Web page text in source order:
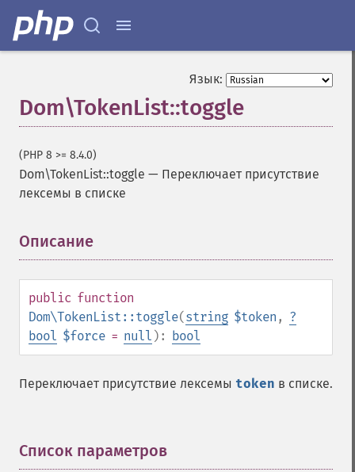
Язык:
Dom\TokenList::toggle
(PHP 8 >= 8.4.0)
Dom\TokenList::toggle — Переключает присутствие
лексемы в списке
Описание
public function
Dom\TokenList::toggle(string $token , ?
bool $force = null ): bool
Переключает присутствие лексемы token в списке.
Список параметров